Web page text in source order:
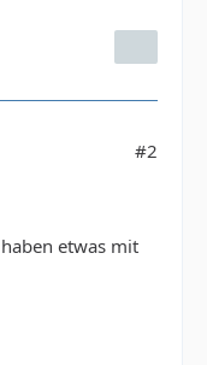
#2
etwas mit